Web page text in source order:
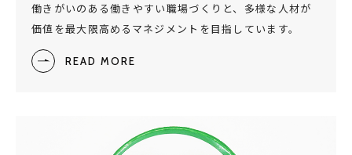
働きがいのある働きやすい職場づくりと、多様な人材が
価値を最大限高めるマネジメントを目指しています。
READ MORE